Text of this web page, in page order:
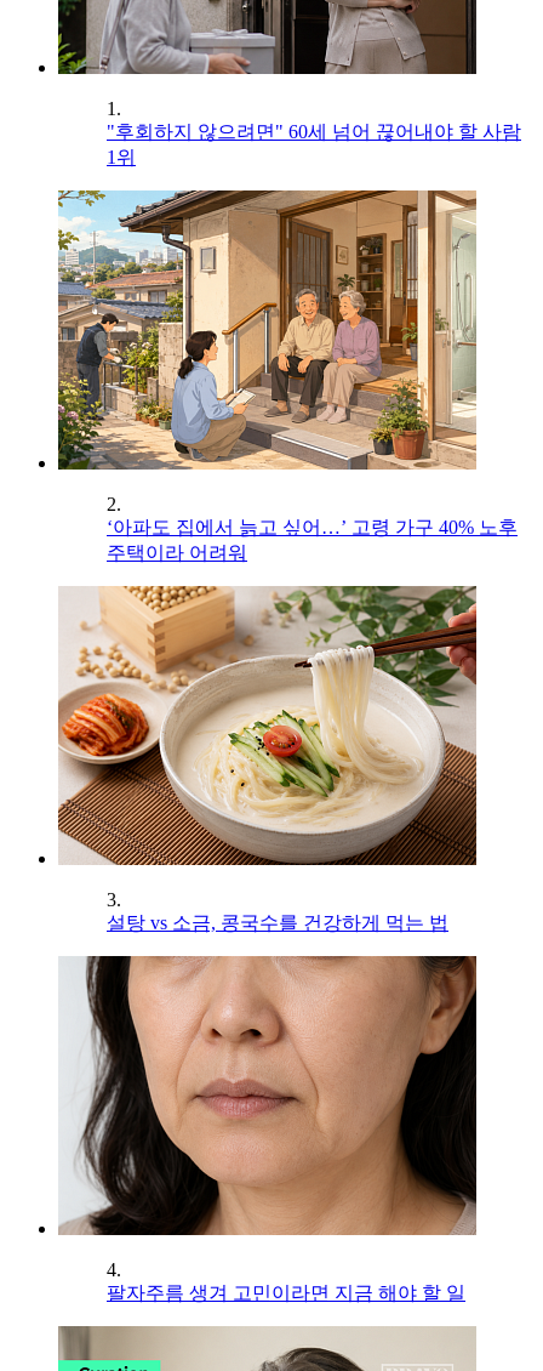
1.
"후회하지 않으려면" 60세 넘어 끊어내야 할 사람
1위
2.
‘아파도 집에서 늙고 싶어…’ 고령 가구 40% 노후
주택이라 어려워
3.
설탕 vs 소금, 콩국수를 건강하게 먹는 법
4.
팔자주름 생겨 고민이라면 지금 해야 할 일